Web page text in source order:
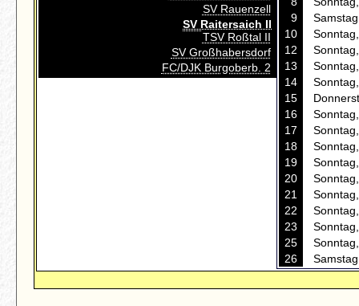
SV Rauenzell
SV Raitersaich II
TSV Roßtal II
SV Großhabersdorf
FC/DJK Burgoberb. 2
9
10
12
13
14
15
16
17
18
19
20
21
22
23
25
26